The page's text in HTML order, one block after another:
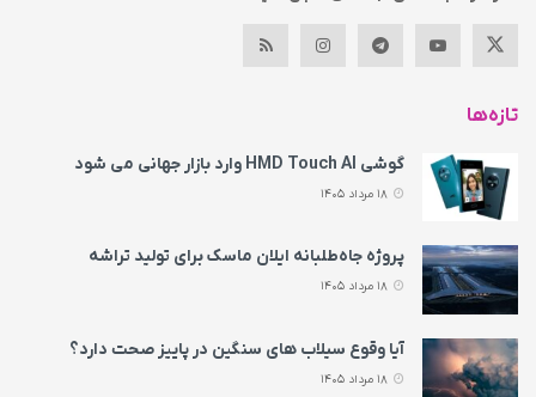
تازه‌ها
گوشی HMD Touch AI وارد بازار جهانی می‌ شود
پروژه جاه‌طلبانه ایلان ماسک برای تولید تراشه
آیا وقوع سیلاب های سنگین در پاییز صحت دارد؟